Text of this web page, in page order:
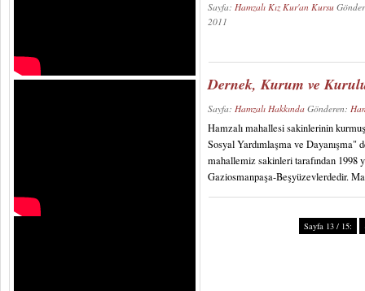
Sayfa:Hamzalı Kız Kur'an Kursu
2011
Dernek, Kurum ve
Sayfa: Hamzalı Hakkında Gönderen:
Hamzalı mahallesi sakinlerinin
Sosyal Yardımlaşma ve Dayanışma"
mahallemiz sakinleri tarafından 1998
Gaziosmanpaşa-Beşyüzevlerdedir.
Sayfa 13 / 15: